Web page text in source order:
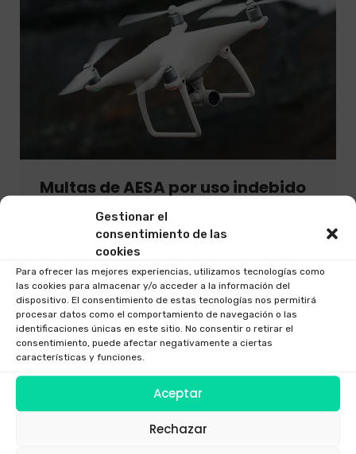
Gestionar el
consentimiento de las
cookies
Para ofrecer las mejores experiencias, utilizamos tecnologías como
las cookies para almacenar y/o acceder a la información del
dispositivo. El consentimiento de estas tecnologías nos permitirá
procesar datos como el comportamiento de navegación o las
identificaciones únicas en este sitio. No consentir o retirar el
consentimiento, puede afectar negativamente a ciertas
características y funciones.
Aceptar
Rechazar
Multas de AESA por uso indebido
de drones.
Los drones semiprofesionales y profesionales,
. Como hablamos en el post anterior están
sujetos a una serie de normas, que hay que cumplir
tanto si eres operador como si solo lo usas por hobby.
En otro post hablaremos de estas diferencias,
pilotarlo por hobby o con uso comercial.
VOLAIR®, FOTOGRAFÍA Y VÍDEO AÉREO
2016